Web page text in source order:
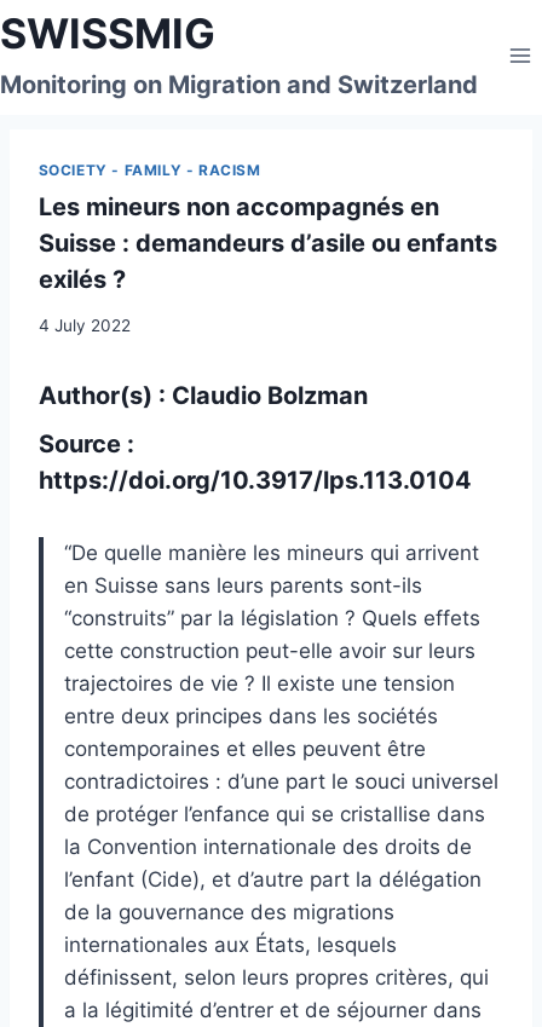
Skip
to
content
SWISSMIG
Monitoring on Migration and Switzerland
SOCIETY - FAMILY - RACISM
Les mineurs non accompagnés en
Suisse : demandeurs d’asile ou enfants
exilés ?
4 July 2022
Author(s) : Claudio Bolzman
Source :
https://doi.org/10.3917/lps.113.0104
“De quelle manière les mineurs qui arrivent
en Suisse sans leurs parents sont-ils
“construits” par la législation ? Quels effets
cette construction peut-elle avoir sur leurs
trajectoires de vie ? Il existe une tension
entre deux principes dans les sociétés
contemporaines et elles peuvent être
contradictoires : d’une part le souci universel
de protéger l’enfance qui se cristallise dans
la Convention internationale des droits de
l’enfant (Cide), et d’autre part la délégation
de la gouvernance des migrations
internationales aux États, lesquels
définissent, selon leurs propres critères, qui
a la légitimité d’entrer et de séjourner dans